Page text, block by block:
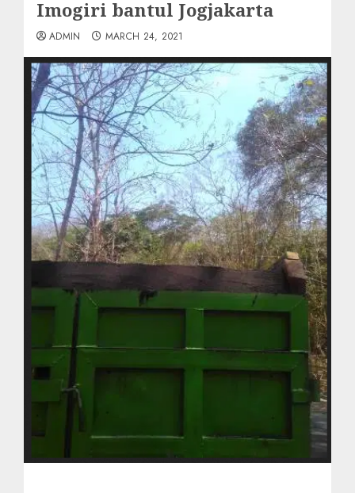
Imogiri bantul Jogjakarta
ADMIN MARCH 24, 2021